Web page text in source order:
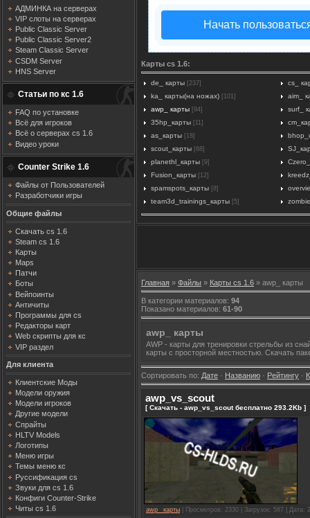
АДМИНКА на серверах
VIP слоты на серверах
Public Classic Server
Public Classic Server2
Steam Classic Server
CSDM Server
HNS Server
Статьи по кс 1.6
FAQ по установке
Всё для игроков
Всё о серверах cs 1.6
Видео уроки
Counter Strike 1.6
Файлы от Пользователей
Разработчики игры
Общие файлы
Скачать cs 1.6
Steam cs 1.6
Карты
Maps
Патчи
Боты
Вейпоинты
Античиты
Программы для cs
Редакторы карт
Web скрипты для кс
VIP раздел
Для клиента
Клиентские Моды
Модели оружия
Модели игроков
Другие модели
Спрайты
HLTV Models
Логотипы
Меню игры
Темы меню кс
Руссификация cs
Звуки для cs 1.6
Конфиги Counter-Strike
Читы cs 1.6
Начать
Карты cs 1.6:
de_ карты [237]
cs_
ka_ карты(на ножах)
[101]
aim_
awp_ карты [94]
surf_
35hp_карты
[11]
as_карты
[18]
scout_карты [68]
planethl_карты [9]
Fusion_карты
[12]
spamspots_карты [8]
team3d_trainings_карты [5]
Главная » Файлы » Карты cs 1.6 » awp_ карты
В категории материалов: 94
Показано материалов: 61-90
awp_ карты
AWP - карты для тренировки стрельбы из
карты с просторной местностью. Скачать
Сортировать по: Дате · Названию · Рейтингу ·
awp_vs_scout
[ Скачать - awp_vs_scout бесплатно 293.2Kb ]
awp_ карты | Просмотров: 2330 | Загрузок: 587 | Дата: